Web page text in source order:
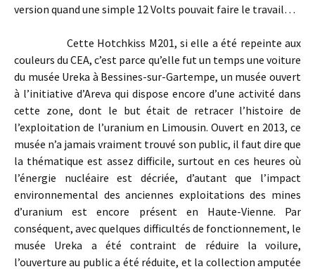
version quand une simple 12 Volts pouvait faire le travail…
Cette Hotchkiss M201, si elle a été repeinte aux
couleurs du CEA, c’est parce qu’elle fut un temps une voiture
du musée Ureka à Bessines-sur-Gartempe, un musée ouvert
à l’initiative d’Areva qui dispose encore d’une activité dans
cette zone, dont le but était de retracer l’histoire de
l’exploitation de l’uranium en Limousin. Ouvert en 2013, ce
musée n’a jamais vraiment trouvé son public, il faut dire que
la thématique est assez difficile, surtout en ces heures où
l’énergie nucléaire est décriée, d’autant que l’impact
environnemental des anciennes exploitations des mines
d’uranium est encore présent en Haute-Vienne. Par
conséquent, avec quelques difficultés de fonctionnement, le
musée Ureka a été contraint de réduire la voilure,
l’ouverture au public a été réduite, et la collection amputée